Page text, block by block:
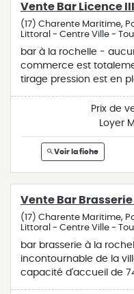
Vente Bar Licence III
(17) Charente Maritime,
Littoral - Centre Ville -
bar à la rochelle -
commerce est
tirage pression est en
plus de 78.000 euros
d'exploitation dont
planches. vous
optimisé et convivial,
dans une ambiance
humaine. terrasse.
futur repreneur, un bel
de belles perspectives
Prix de
Loyer
Voir la fiche
Vente Bar
(17) Charente Maritime,
Littoral - Centre Ville -
bar brasserie à la
incontournable de la
capacité d'accueil de